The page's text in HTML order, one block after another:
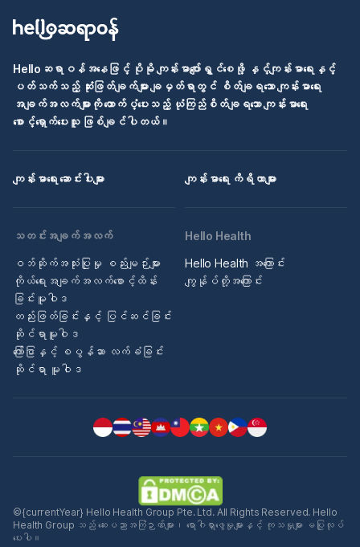
Helloဆရာဝန်အနေဖြင့် ပိုမို ကျန်းမာပျော်ရွှင်စေဖို့ နှင့်ကျန်းမာရေးနှင့်
ပတ်သက်သည့် ဆုံးဖြတ်ချက်များ ချမှတ်ရာတွင် စိတ်ချရသော ကျန်းမာရေး
အချက်အလက်များကို ထောက်ပံ့ပေးသည့် ယုံကြည်စိတ်ချရသော ကျန်းမာရေး
စောင့်ရှောက်ပေးသူ ဖြစ်ချင်ပါတယ်။
ကျန်းမာရေး ဆောင်းပါးများ ကျန်းမာရေး ကိရိယာများ
သတင်းအချက်အလက်
ဝဘ်ဆိုက်အသုံးပြုမှု စည်းမျဉ်းများ
ကိုယ်ရေးအချက်အလက်စောင့်ထိန်း
ခြင်းမူဝါဒ
တည်းဖြတ်ခြင်းနှင့် ပြင်ဆင်ခြင်း
ဆိုင်ရာမူဝါဒ
ကြော်ငြာနှင့် စပွန်ဆာ လက်ခံခြင်း
ဆိုင်ရာ မူဝါဒ
Hello Health
Hello Health အကြောင်း
ကျွန်ုပ်တို့အကြောင်း
©{currentYear} Hello Health Group Pte. Ltd. All Rights Reserved. Hello
Health Group သည် ဆေးပညာအကြံဉာဏ်များ၊ ရောဂါရှာဖွေမှုများနှင့် ကုသမှုများ မပြုလုပ်
ပေးပါ။